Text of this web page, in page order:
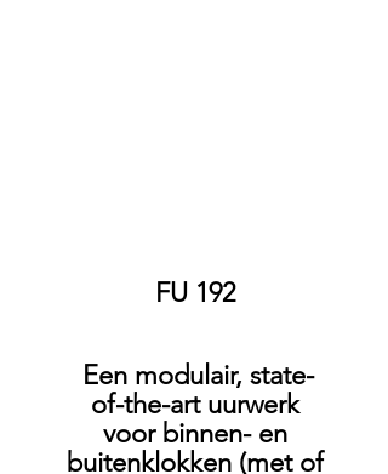
FU 192
Een modulair, state-
of-the-art uurwerk
voor binnen- en
buitenklokken (met of